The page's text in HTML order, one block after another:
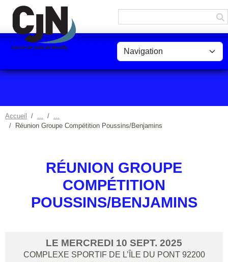
Accueil
Réunion Groupe Compétition Poussins/Benjamins
RÉUNION GROUPE
COMPÉTITION
POUSSINS/BENJAMINS
LE MERCREDI 10 SEPT. 2025
COMPLEXE SPORTIF DE L’ÎLE DU PONT 92200
Panneau de gestion des cookies